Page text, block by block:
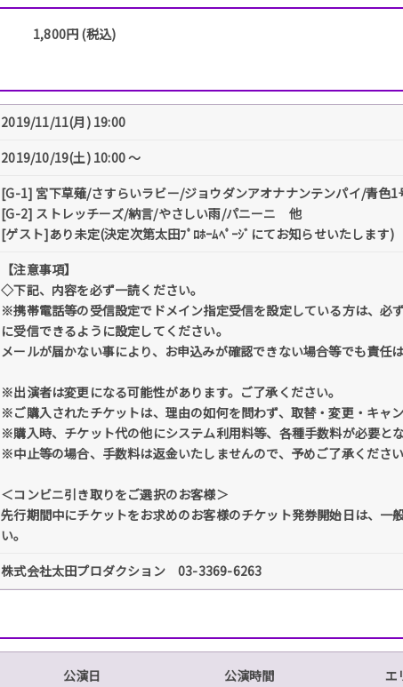
1,800円 (税込)
2019/11/11(月) 19:00
2019/10/19(土) 10:00 〜
[G-1] 宮下草薙/さすらいラビー/ジョウダンアオナナンテンパイ/青色
[G-2] ストレッチーズ/納言/やさしい雨/パニーニ 他
[ゲスト]あり未定(決定次第太田ﾌﾟﾛﾎｰﾑﾍﾟｰｼﾞにてお知らせいたします)
【注意事項】
◇下記、内容を必ず一読ください。
※携帯電話等の受信設定でドメイン指定受信を設定している方は、
に受信できるように設定してください。
メールが届かない事により、お申込みが確認できない場合等でも責任
※出演者は変更になる可能性があります。ご了承ください。
※ご購入されたチケットは、理由の如何を問わず、取替・変更・キャ
※購入時、チケット代の他にシステム利用料等、各種手数料が必要とな
※中止等の場合、手数料は返金いたしませんので、予めご了承ください
＜コンビニ引き取りをご選択のお客様＞
先行期間中にチケットをお求めのお客様のチケット発券開始日は、一
い。
株式会社太田プロダクション 03-3369-6263
公演日 公演時間 エ